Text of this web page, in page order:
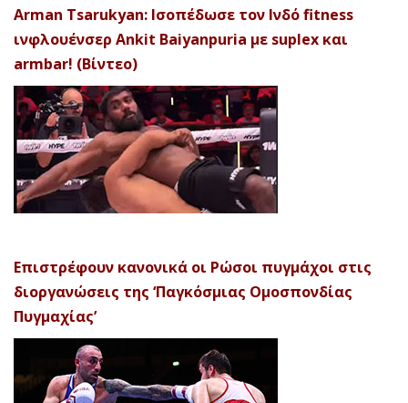
Arman Tsarukyan: Ισοπέδωσε τον Ινδό fitness
ινφλουένσερ Ankit Baiyanpuria με suplex και
armbar! (Βίντεο)
Επιστρέφουν κανονικά οι Ρώσοι πυγμάχοι στις
διοργανώσεις της ‘Παγκόσμιας Ομοσπονδίας
Πυγμαχίας’